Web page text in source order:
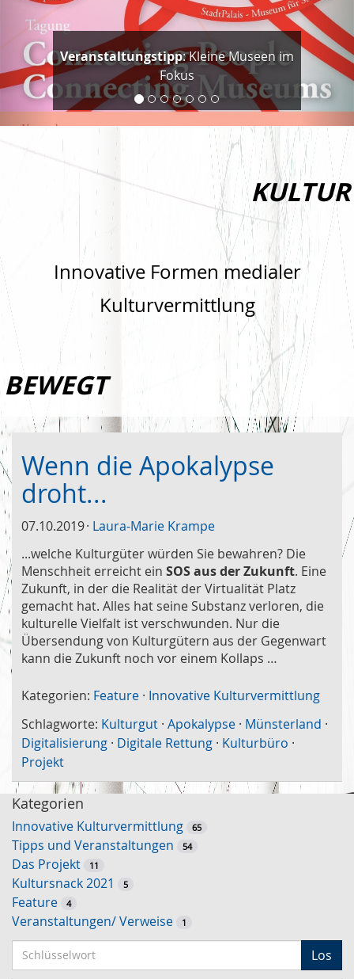
Veranstaltungstipp: Kleine Museen im
Fokus
KULTUR
Innovative Formen medialer
Kulturvermittlung
BEWEGT
Wenn die Apokalypse
droht...
07.10.2019 Laura-Marie Krampe
...welche Kulturgüter würden Sie bewahren? Die
Menschheit erreicht ein SOS aus der Zukunft. Eine
Zukunft, in der die Realität der Virtualität Platz
gemacht hat. Alles hat seine Substanz verloren, die
kulturelle Vielfalt ist verschwunden. Nur die
Übersendung von Kulturgütern aus der Gegenwart
kann die Zukunft noch vor einem Kollaps …
Kategorien: Feature · Innovative Kulturvermittlung
Schlagworte: Kulturgut · Apokalypse · Münsterland ·
Digitalisierung · Digitale Rettung · Kulturbüro ·
Projekt
Kategorien
Innovative Kulturvermittlung 65
Tipps und Veranstaltungen 54
Das Projekt 11
Kultursnack 2021 5
Feature 4
Veranstaltungen/ Verweise 1
c
Los